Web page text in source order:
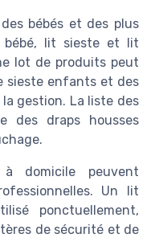
bébés et des plus
bébé, lit sieste et lit
lot de produits peut
sieste enfants et des
gestion. La liste des
des draps housses
domicile peuvent
Un lit
ponctuellement,
de sécurité et de